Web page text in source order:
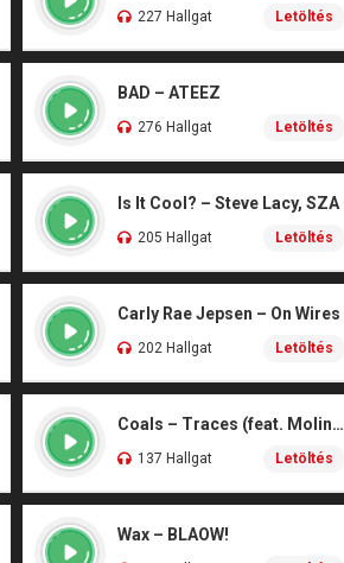
227 Hallgat Letöltés
BAD – ATEEZ
276 Hallgat Letöltés
Is It Cool? – Steve Lacy, SZA
205 Hallgat Letöltés
Carly Rae Jepsen – On Wires
202 Hallgat Letöltés
Coals – Traces (feat. Molina)
137 Hallgat Letöltés
Wax – BLAOW!